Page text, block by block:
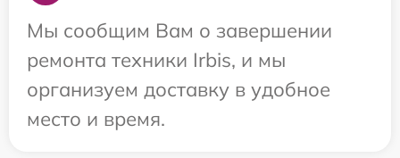
Мы сообщим Вам о завершении
ремонта техники Irbis, и мы
организуем доставку в удобное
место и время.